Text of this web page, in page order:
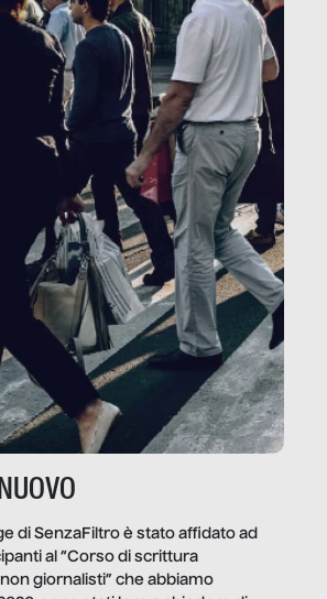
di SenzaFiltro è stato affidato ad
al “Corso di scrittura
giornalisti” che abbiamo